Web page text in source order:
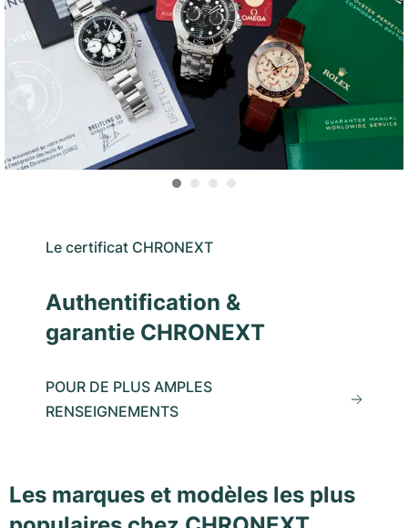
Le certificat CHRONEXT
Authentification &
garantie CHRONEXT
POUR DE PLUS AMPLES
RENSEIGNEMENTS
Les marques et modèles les plus